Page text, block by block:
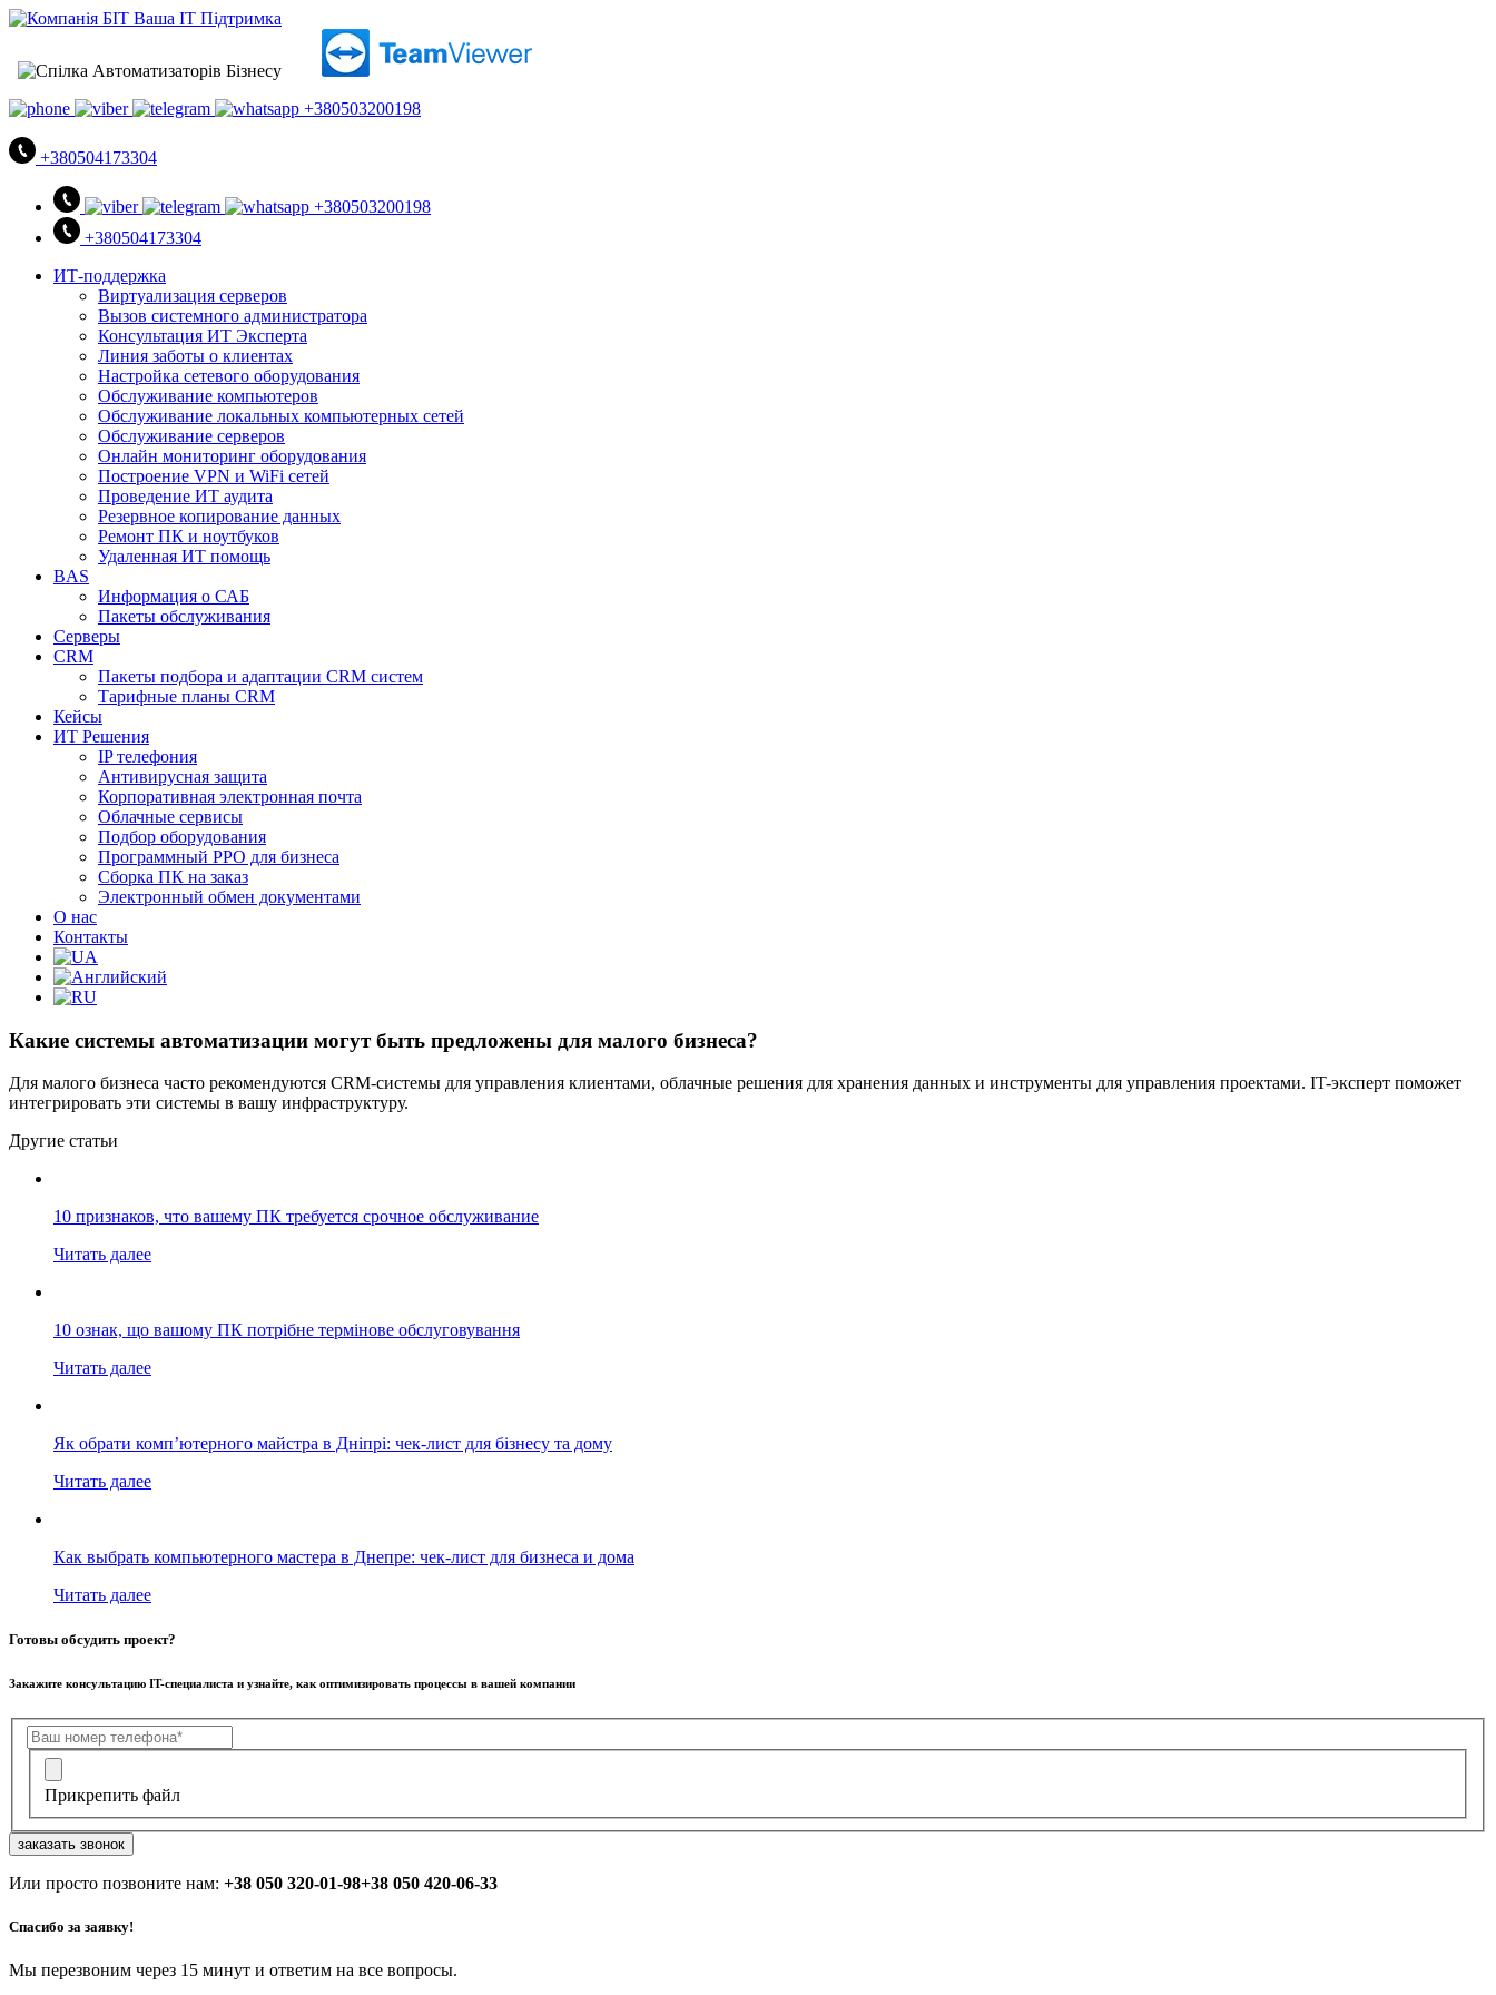
+380503200198
+380504173304
+380503200198
+380504173304
ИТ-поддержка
Виртуализация серверов
Вызов системного администратора
Консультация ИТ Эксперта
Линия заботы о клиентах
Настройка сетевого оборудования
Обслуживание компьютеров
Обслуживание локальных компьютерных сетей
Обслуживание серверов
Онлайн мониторинг оборудования
Построение VPN и WiFi сетей
Проведение ИТ аудита
Резервное копирование данных
Ремонт ПК и ноутбуков
Удаленная ИТ помощь
BAS
Информация о САБ
Пакеты обслуживания
Серверы
CRM
Пакеты подбора и адаптации CRM систем
Тарифные планы CRM
Кейсы
ИТ Решения
IP телефония
Антивирусная защита
Корпоративная электронная почта
Облачные сервисы
Подбор оборудования
Программный РРО для бизнеса
Сборка ПК на заказ
Электронный обмен документами
О нас
Контакты
Какие системы автоматизации могут быть предложены для малого бизнеса?
Для малого бизнеса часто рекомендуются CRM-системы для управления клиентами, облачные решения для хранения данных и инструменты для управления проектами. IT-эксперт поможет
интегрировать эти системы в вашу инфраструктуру.
Другие статьи
10 признаков, что вашему ПК требуется срочное обслуживание
Читать далее
10 ознак, що вашому ПК потрібне термінове обслуговування
Читать далее
Як обрати комп’ютерного майстра в Дніпрі: чек-лист для бізнесу та дому
Читать далее
Как выбрать компьютерного мастера в Днепре: чек-лист для бизнеса и дома
Читать далее
Готовы обсудить проект?
Закажите консультацию IT-специалиста и узнайте, как оптимизировать процессы в вашей компании
Прикрепить файл
заказать звонок
Или просто позвоните нам: +38 050 320-01-98+38 050 420-06-33
Спасибо за заявку!
Мы перезвоним через 15 минут и ответим на все вопросы.